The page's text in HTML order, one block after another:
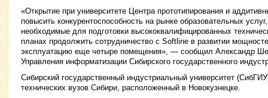
«Открытие при университете Центра прототипирования и
повысить конкурентоспособность на рынке образовательных
необходимые для подготовки высококвалифицированных
планах продолжить сотрудничество с Softline в развитии
эксплуатацию еще четыре помещения», — сообщил Александр
Управления информатизации Сибирского государственного
Сибирский государственный индустриальный университет
технических вузов Сибири, расположенный в Новокузнецке.